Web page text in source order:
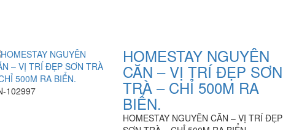
102997
HOMESTAY NGUYÊN
CĂN – VỊ TRÍ ĐẸP SƠN
TRÀ – CHỈ 500M RA
BIỂN.
HOMESTAY NGUYÊN CĂN – VỊ TRÍ ĐẸP